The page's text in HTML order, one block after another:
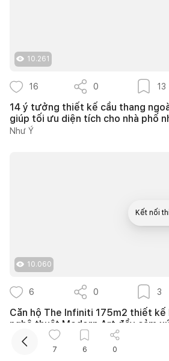
10.261
16 0 13
14 ý tưởng thiết kế cầu thang
giúp tối ưu diện tích cho nhà phố
Như Ý
10.060
6 0 3
Căn hộ The Infiniti 175m2 thiết
nghệ thuật Modern Art đầy cảm
139DESIGN
7 6 0
Kết nối